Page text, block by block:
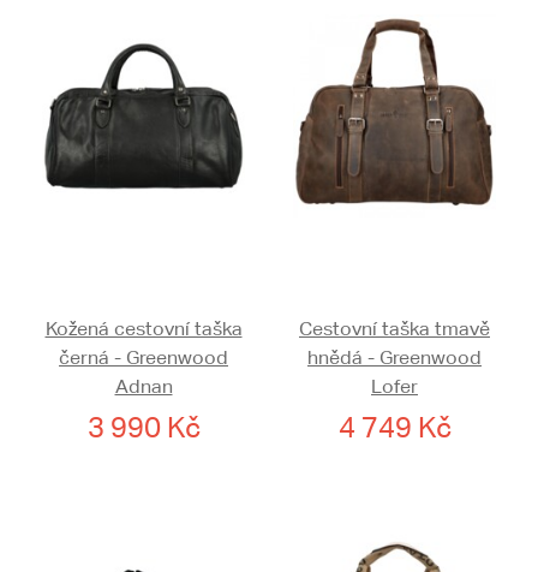
Kožená cestovní taška
černá - Greenwood
Adnan
3 990 Kč
Cestovní taška tmavě
hnědá - Greenwood
Lofer
4 749 Kč